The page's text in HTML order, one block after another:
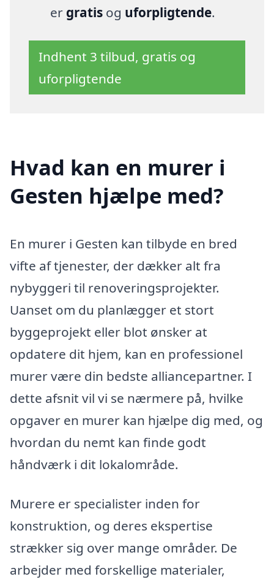
er gratisog uforpligtende.
Indhent 3 tilbud, gratis og
uforpligtende
Hvad kan en murer i
Gesten hjælpe med?
En murer i Gesten kan tilbyde en bred
vifte af tjenester, der dækker alt fra
nybyggeri til renoveringsprojekter.
Uanset om du planlægger et stort
byggeprojekt eller blot ønsker at
opdatere dit hjem, kan en professionel
murer være din bedste alliancepartner. I
dette afsnit vil vi se nærmere på, hvilke
opgaver en murer kan hjælpe dig med, og
hvordan du nemt kan finde godt
håndværk i dit lokalområde.
Murere er specialister inden for
konstruktion, og deres ekspertise
strækker sig over mange områder. De
arbejder med forskellige materialer,